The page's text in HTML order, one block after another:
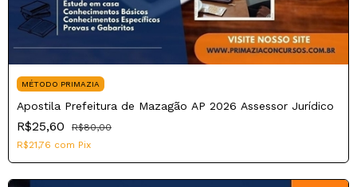
MÉTODO PRIMAZIA
Apostila Prefeitura de Mazagão AP 2026 Assessor Jurídico
R$25,60
R$80,00
R$21,76 com Pix